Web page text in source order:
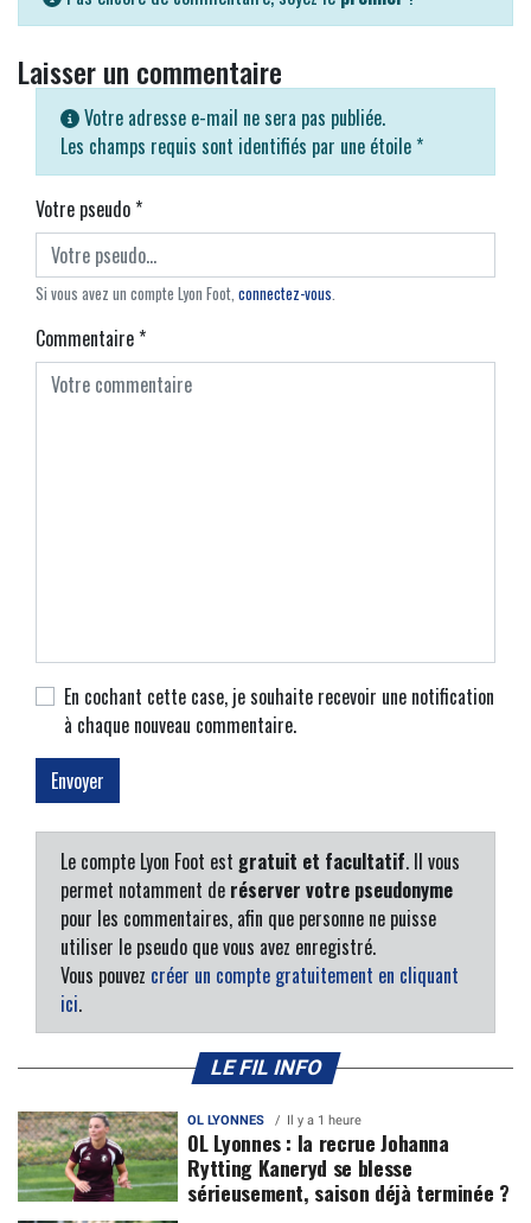
Laisser un commentaire
Votre adresse e-mail ne sera pas publiée.
Les champs requis sont identifiés par une étoile *
Votre pseudo*
Si vous avez un compte Lyon Foot, connectez-vous.
Commentaire*
En cochant cette case, je souhaite recevoir une notification
à chaque nouveau commentaire.
Le compte Lyon Foot est gratuit et facultatif. Il vous
permet notamment de réserver votre pseudonyme
pour les commentaires, afin que personne ne puisse
utiliser le pseudo que vous avez enregistré.
Vous pouvez créer un compte gratuitement en cliquant
ici.
LE FIL INFO
OL LYONNES Il y a 1 heure
OL Lyonnes : la recrue Johanna
Rytting Kaneryd se blesse
sérieusement, saison déjà terminée ?